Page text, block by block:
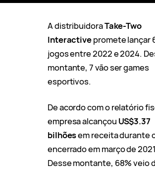
A distribuidoraTake-Two
Interactivepromete lançar
jogos entre 2022 e 2024.
montante, 7 vão ser games
esportivos.
De acordo com o relatório
empresa alcançou US$3.37
bilhõesem receita durante
encerrado em março de
Desse montante, 68% veio